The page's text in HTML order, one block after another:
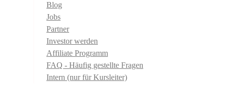
Blog
Jobs
Partner
Investor werden
Affiliate Programm
FAQ - Häufig gestellte Fragen
Intern (nur für Kursleiter)